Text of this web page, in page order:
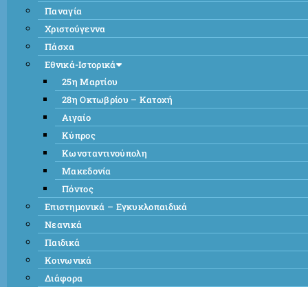
Παναγία
Χριστούγεννα
Πάσχα
Εθνικά-Ιστορικά
25η Μαρτίου
28η Οκτωβρίου – Κατοχή
Αιγαίο
Κύπρος
Κωνσταντινούπολη
Μακεδονία
Πόντος
Επιστημονικά – Εγκυκλοπαιδικά
Νεανικά
Παιδικά
Κοινωνικά
Διάφορα